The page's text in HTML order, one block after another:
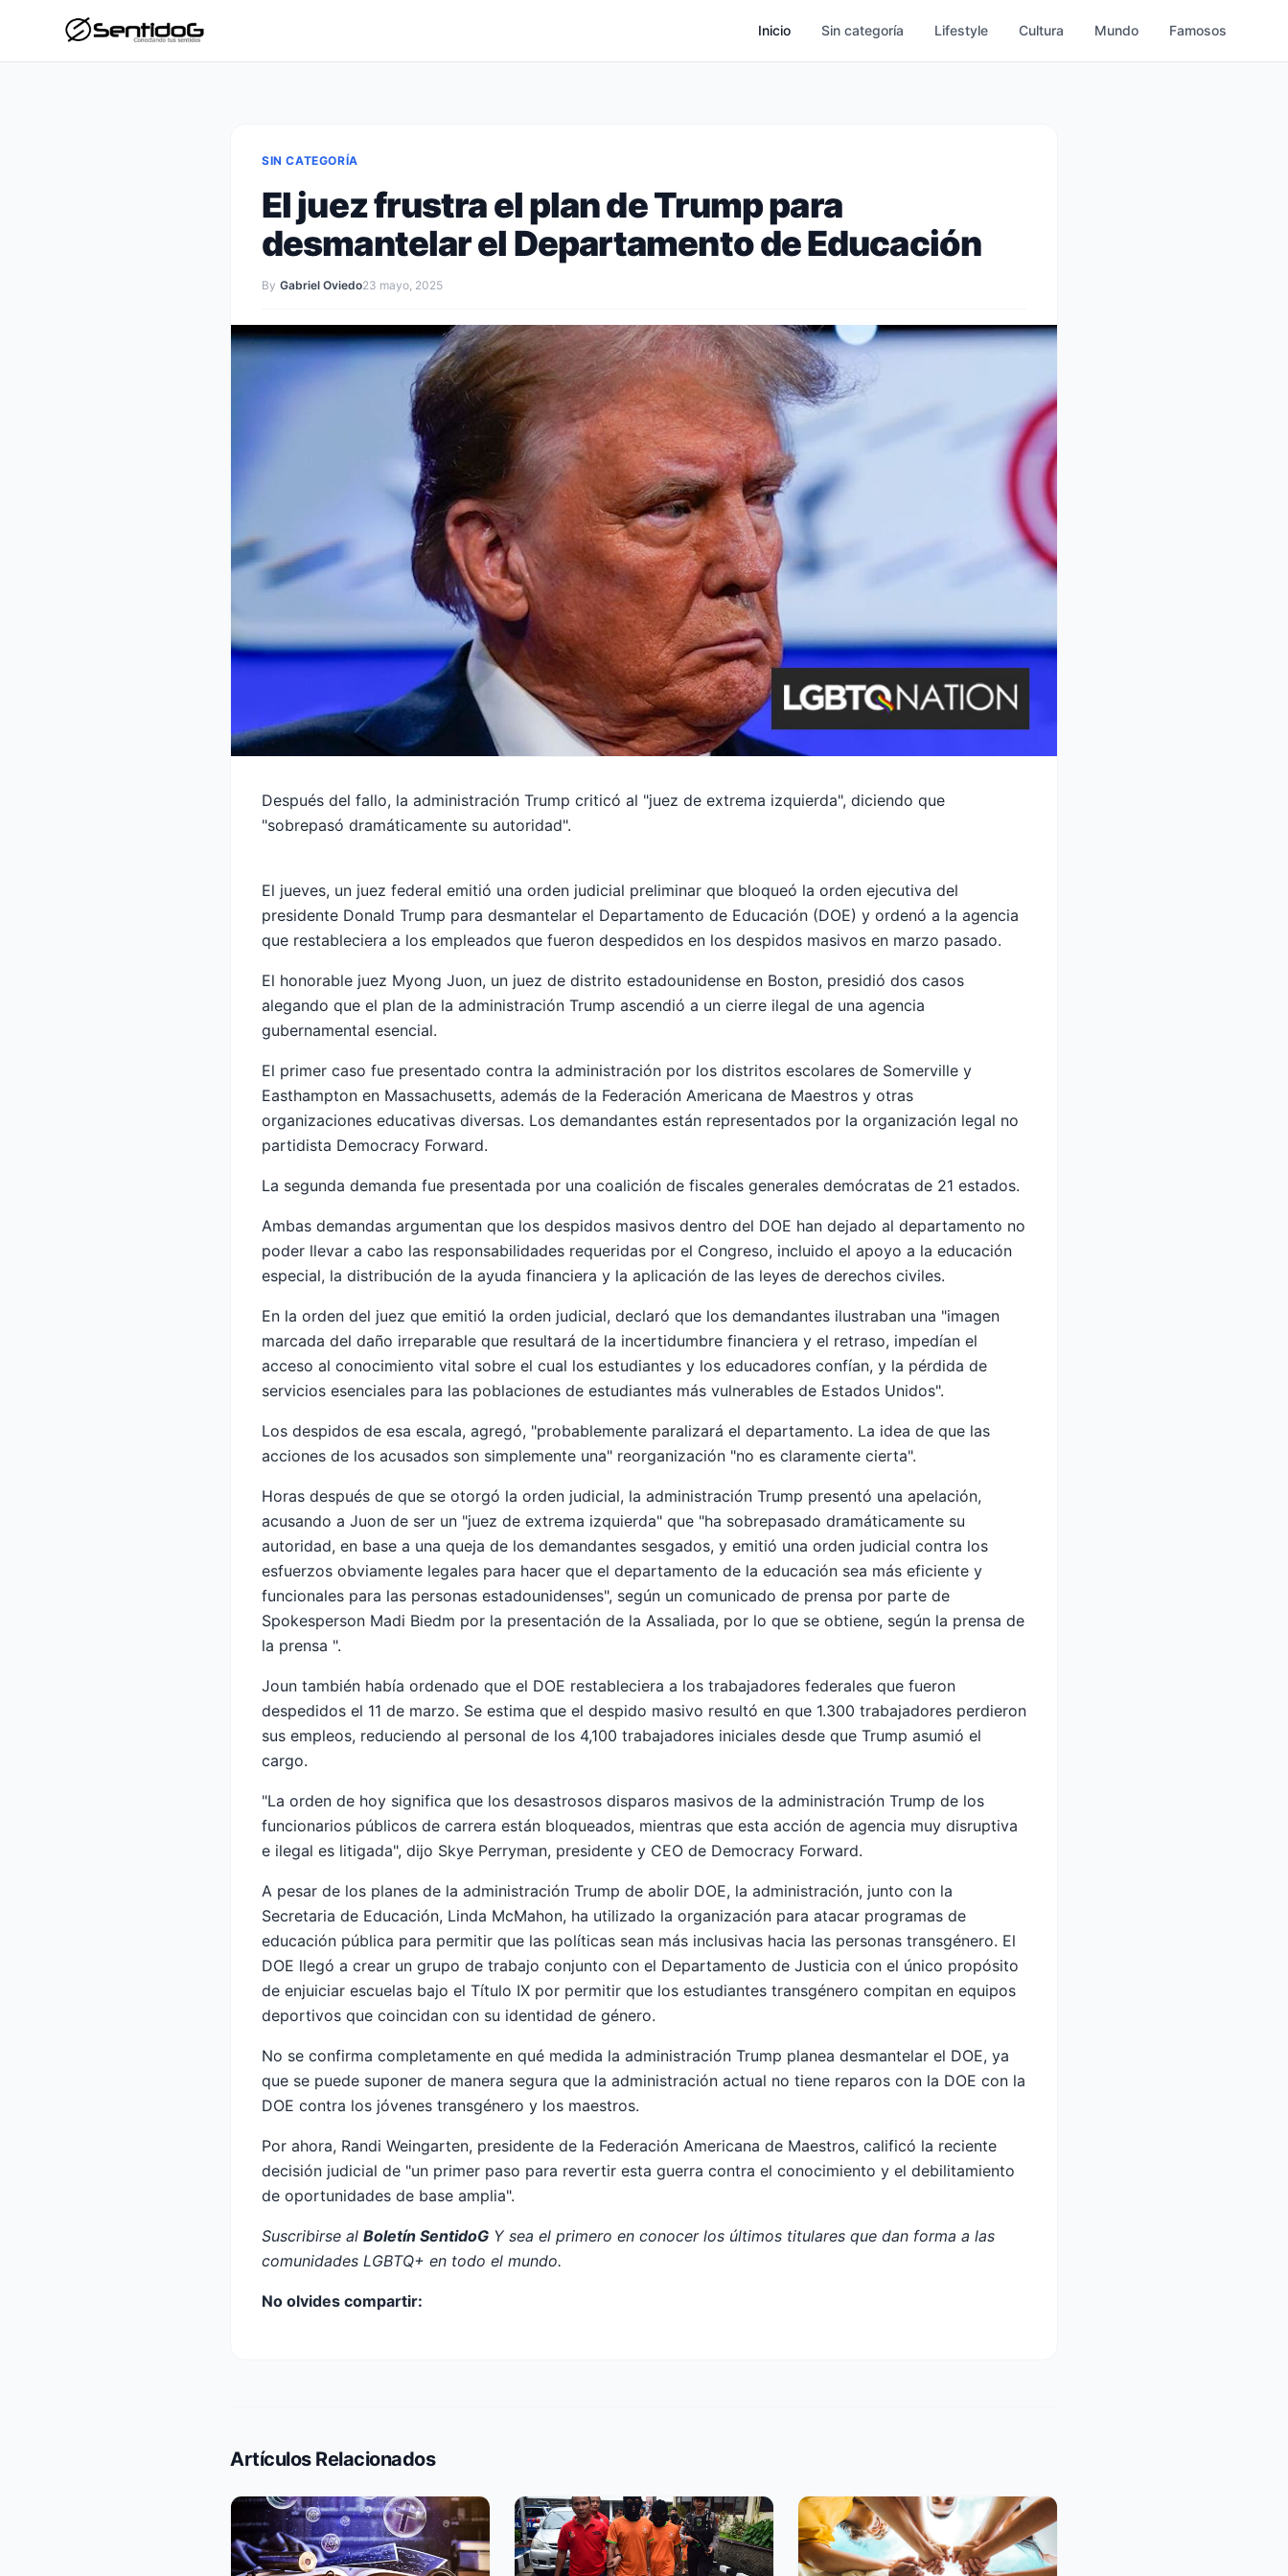
Inicio Sin categoría Lifestyle Cultura Mundo Famosos
SIN CATEGORÍA
El juez frustra el plan de Trump para
desmantelar el Departamento de Educación
By Gabriel Oviedo23 mayo, 2025
Después del fallo, la administración Trump criticó al "juez de extrema izquierda", diciendo que
"sobrepasó dramáticamente su autoridad".
El jueves, un juez federal emitió una orden judicial preliminar que bloqueó la orden ejecutiva del
presidente Donald Trump para desmantelar el Departamento de Educación (DOE) y ordenó a la agencia
que restableciera a los empleados que fueron despedidos en los despidos masivos en marzo pasado.
El honorable juez Myong Juon, un juez de distrito estadounidense en Boston, presidió dos casos
alegando que el plan de la administración Trump ascendió a un cierre ilegal de una agencia
gubernamental esencial.
El primer caso fue presentado contra la administración por los distritos escolares de Somerville y
Easthampton en Massachusetts, además de la Federación Americana de Maestros y otras
organizaciones educativas diversas. Los demandantes están representados por la organización legal no
partidista Democracy Forward.
La segunda demanda fue presentada por una coalición de fiscales generales demócratas de 21 estados.
Ambas demandas argumentan que los despidos masivos dentro del DOE han dejado al departamento no
poder llevar a cabo las responsabilidades requeridas por el Congreso, incluido el apoyo a la educación
especial, la distribución de la ayuda financiera y la aplicación de las leyes de derechos civiles.
En la orden del juez que emitió la orden judicial, declaró que los demandantes ilustraban una "imagen
marcada del daño irreparable que resultará de la incertidumbre financiera y el retraso, impedían el
acceso al conocimiento vital sobre el cual los estudiantes y los educadores confían, y la pérdida de
servicios esenciales para las poblaciones de estudiantes más vulnerables de Estados Unidos".
Los despidos de esa escala, agregó, "probablemente paralizará el departamento. La idea de que las
acciones de los acusados ​​son simplemente una" reorganización "no es claramente cierta".
Horas después de que se otorgó la orden judicial, la administración Trump presentó una apelación,
acusando a Juon de ser un "juez de extrema izquierda" que "ha sobrepasado dramáticamente su
autoridad, en base a una queja de los demandantes sesgados, y emitió una orden judicial contra los
esfuerzos obviamente legales para hacer que el departamento de la educación sea más eficiente y
funcionales para las personas estadounidenses", según un comunicado de prensa por parte de
Spokesperson Madi Biedm por la presentación de la Assaliada, por lo que se obtiene, según la prensa de
la prensa ".
Joun también había ordenado que el DOE restableciera a los trabajadores federales que fueron
despedidos el 11 de marzo. Se estima que el despido masivo resultó en que 1.300 trabajadores perdieron
sus empleos, reduciendo al personal de los 4,100 trabajadores iniciales desde que Trump asumió el
cargo.
"La orden de hoy significa que los desastrosos disparos masivos de la administración Trump de los
funcionarios públicos de carrera están bloqueados, mientras que esta acción de agencia muy disruptiva
e ilegal es litigada", dijo Skye Perryman, presidente y CEO de Democracy Forward.
A pesar de los planes de la administración Trump de abolir DOE, la administración, junto con la
Secretaria de Educación, Linda McMahon, ha utilizado la organización para atacar programas de
educación pública para permitir que las políticas sean más inclusivas hacia las personas transgénero. El
DOE llegó a crear un grupo de trabajo conjunto con el Departamento de Justicia con el único propósito
de enjuiciar escuelas bajo el Título IX por permitir que los estudiantes transgénero compitan en equipos
deportivos que coincidan con su identidad de género.
No se confirma completamente en qué medida la administración Trump planea desmantelar el DOE, ya
que se puede suponer de manera segura que la administración actual no tiene reparos con la DOE con la
DOE contra los jóvenes transgénero y los maestros.
Por ahora, Randi Weingarten, presidente de la Federación Americana de Maestros, calificó la reciente
decisión judicial de "un primer paso para revertir esta guerra contra el conocimiento y el debilitamiento
de oportunidades de base amplia".
Suscribirse al Boletín SentidoG Y sea el primero en conocer los últimos titulares que dan forma a las
comunidades LGBTQ+ en todo el mundo.
No olvides compartir:
Artículos Relacionados